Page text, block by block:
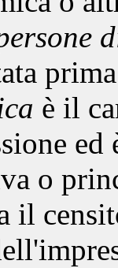
è il
o
il